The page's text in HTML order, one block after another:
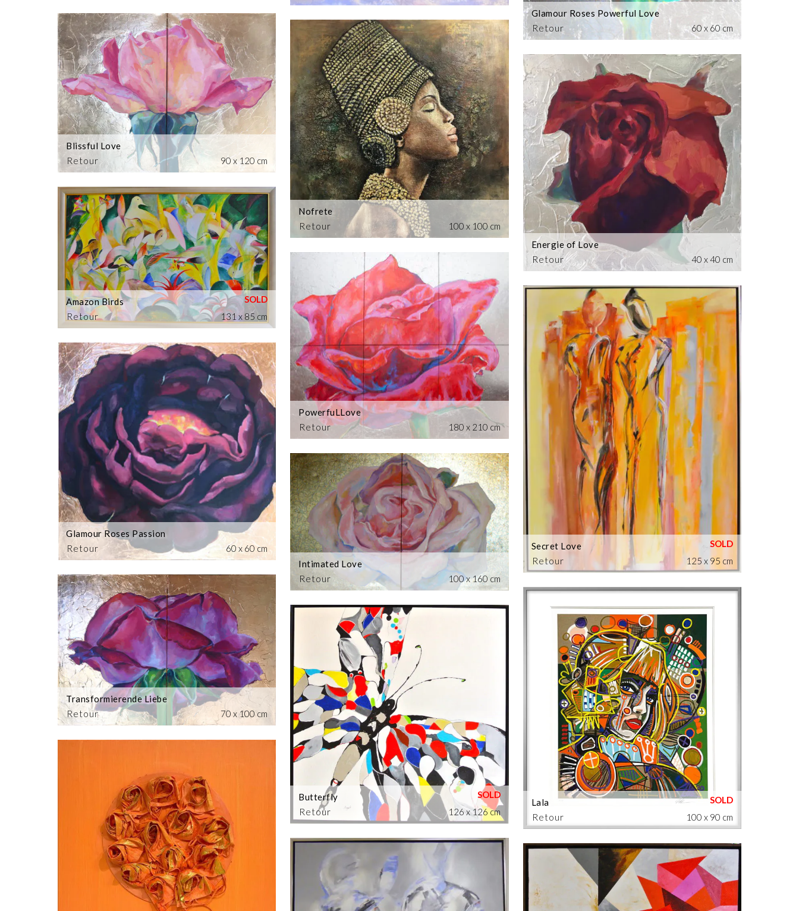
Retour
Blissful Love
90 x 120 cm
Retour
Amazon Birds
131 x 85 cm
Retour
Glamour Roses Passion
60 x 60 cm
Retour
Transformierende Liebe
70 x 100 cm
Retour
Nofrete
100 x 100 cm
Retour
PowerfuLLove
180 x 210 cm
Retour
Intimated Love
100 x 160 cm
Retour
Butterfly
126 x 126 cm
Retour
Glamour Roses Powerful Love
60 x 60 cm
Retour
Energie of Love
40 x 40 cm
Retour
Secret Love
125 x 95 cm
Retour
Lala
100 x 90 cm